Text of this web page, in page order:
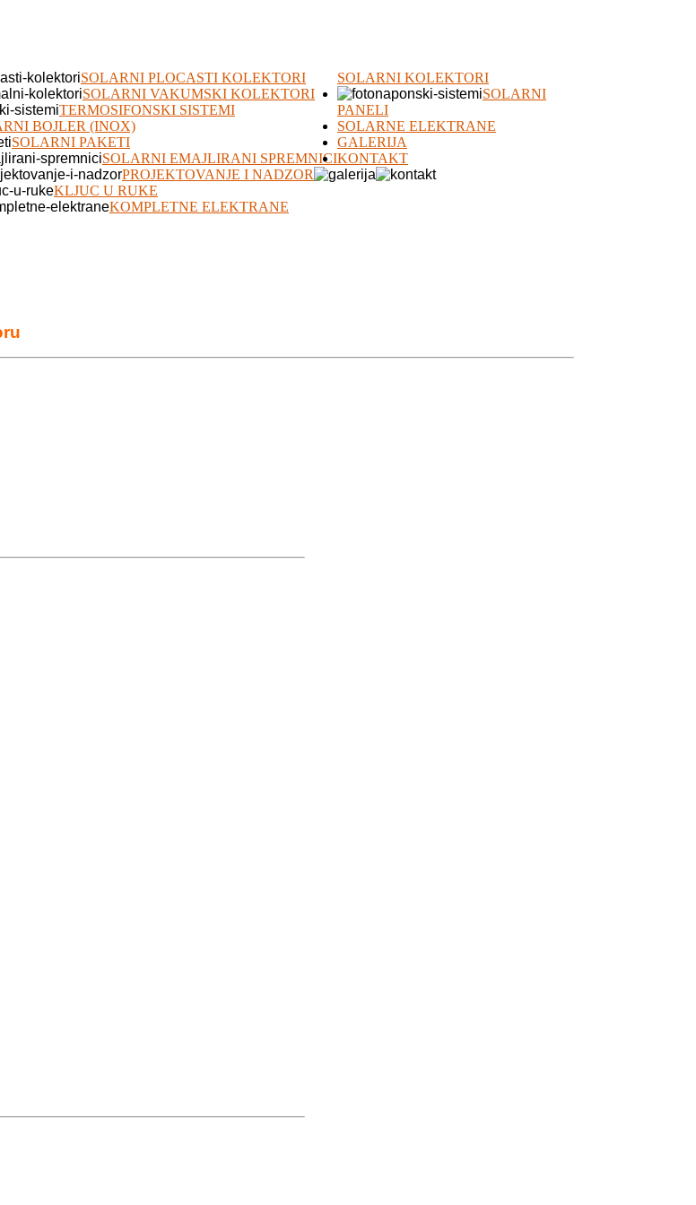
SOLARNI KOLEKTORI
SOLARNI PLOCASTI KOLEKTORI
SOLARNI VAKUMSKI KOLEKTORI
TERMOSIFONSKI SISTEMI
BOJLER (INOX)
SOLARNI PAKETI
SOLARNI EMAJLIRANI SPREMNICI
SOLARNI
PANELI
SOLARNE ELEKTRANE
PROJEKTOVANJE I NADZOR
KLJUC U RUKE
KOMPLETNE ELEKTRANE
GALERIJA
KONTAKT